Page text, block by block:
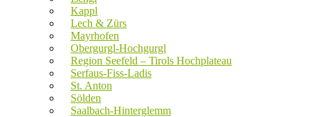
Kappl
Lech & Zürs
Mayrhofen
Obergurgl-Hochgurgl
Region Seefeld – Tirols Hochplateau
Serfaus-Fiss-Ladis
St. Anton
Sölden
Saalbach-Hinterglemm